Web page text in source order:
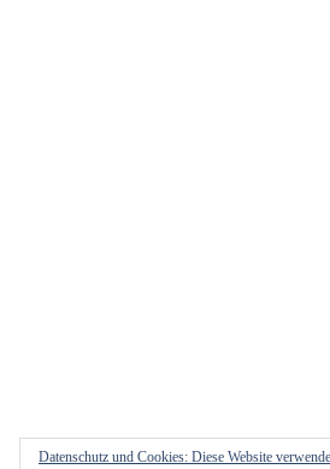
Datenschutz und Cookies: Diese Website